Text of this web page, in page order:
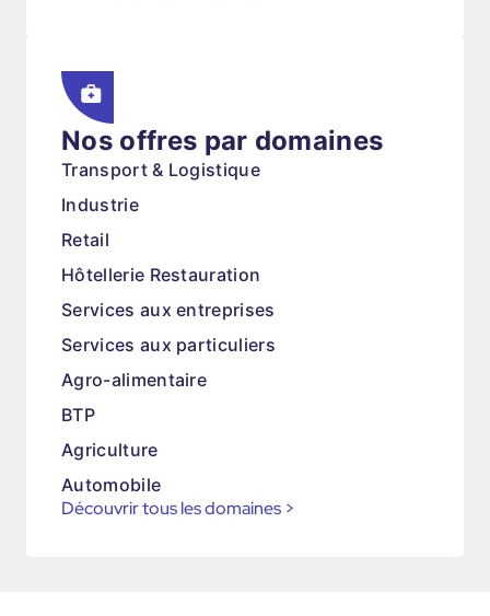
Nos offres par domaines
Transport & Logistique
Industrie
Retail
Hôtellerie Restauration
Services aux entreprises
Services aux particuliers
Agro-alimentaire
BTP
Agriculture
Automobile
Découvrir tous les domaines >